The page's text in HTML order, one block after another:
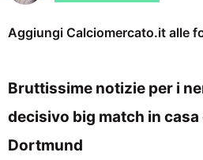
Aggiungi Calciomercato.it alle
Bruttissime notizie per i
decisivo big match in
Dortmund